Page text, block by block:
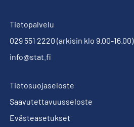
Tietopalvelu
029 551 2220 (arkisin klo 9.00-16.00)
info@stat.fi
Tietosuojaseloste
Saavutettavuusseloste
Evästeasetukset